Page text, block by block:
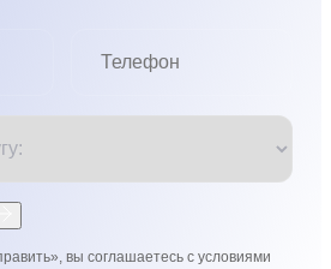
вы соглашаетесь с условиями